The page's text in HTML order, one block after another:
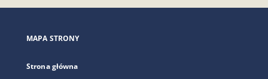
się
karcie
MAPA STRONY
Strona główna